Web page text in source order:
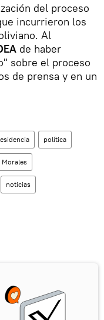
del proceso
incurrieron los
Al
de haber
sobre el proceso
de prensa y en un
política
Morales
noticias